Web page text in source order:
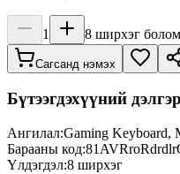
1 8 ширхэг
Сагсанд нэмэх
Бүтээгдэхүүний
Ангилал:Gaming Keyboard,
Барааны код:
Үлдэгдэл:8 ширхэг